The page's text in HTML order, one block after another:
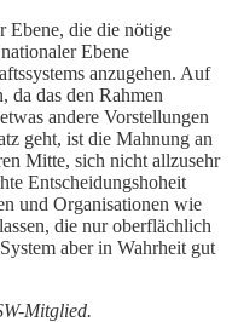
Ebene, die die nötige
Ebene
anzugehen. Auf
da das den Rahmen
andere Vorstellungen
geht, ist die Mahnung an
Mitte, sich nicht allzusehr
Entscheidungshoheit
und Organisationen wie
die nur oberflächlich
aber in Wahrheit gut
Mitglied.